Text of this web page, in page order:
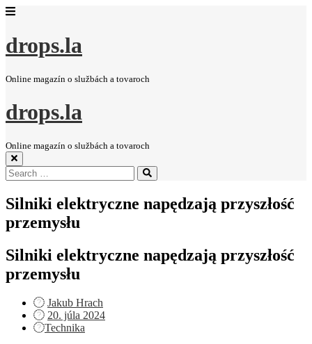
drops.la
Online magazín o službách a tovaroch
drops.la
Online magazín o službách a tovaroch
Search
for:
Search
Silniki elektryczne napędzają przyszłość
przemysłu
Silniki elektryczne napędzają przyszłość
przemysłu
Jakub Hrach
Posted
on
20. júla 2024
Technika